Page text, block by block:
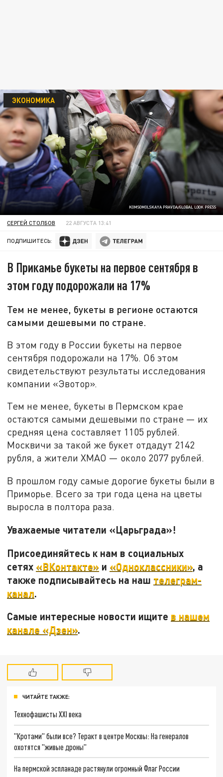
KOMSOMOLSKAYA PRAVDA/GLOBAL LOOK PRESS
ЭКОНОМИКА
СЕРГЕЙ СТОЛБОВ 22 АВГУСТА 13:41
ПОДПИШИТЕСЬ:
В Прикамье букеты на первое сентября в
этом году подорожали на 17%
Тем не менее, букеты в регионе остаются
самыми дешевыми по стране.
В этом году в России букеты на первое
сентября подорожали на 17%. Об этом
свидетельствуют результаты исследования
компании «Эвотор».
Тем не менее, букеты в Пермском крае
остаются самыми дешевыми по стране — их
средняя цена составляет 1105 рублей.
Москвичи за такой же букет отдадут 2142
рубля, а жители ХМАО — около 2077 рублей.
В прошлом году самые дорогие букеты были в
Приморье. Всего за три года цена на цветы
выросла в полтора раза.
Уважаемые читатели «Царьграда»!
Присоединяйтесь к нам в социальных
сетях «ВКонтакте» и «Одноклассники», а
также подписывайтесь на наш телеграм-
канал.
Самые интересные новости ищите в нашем
канале «Дзен».
ЧИТАЙТЕ ТАКЖЕ:
Технофашисты XXI века
"Кротами" были все? Теракт в центре Москвы: На генералов
охотятся "живые дроны"
На пермской эспланаде растянули огромный Флаг России